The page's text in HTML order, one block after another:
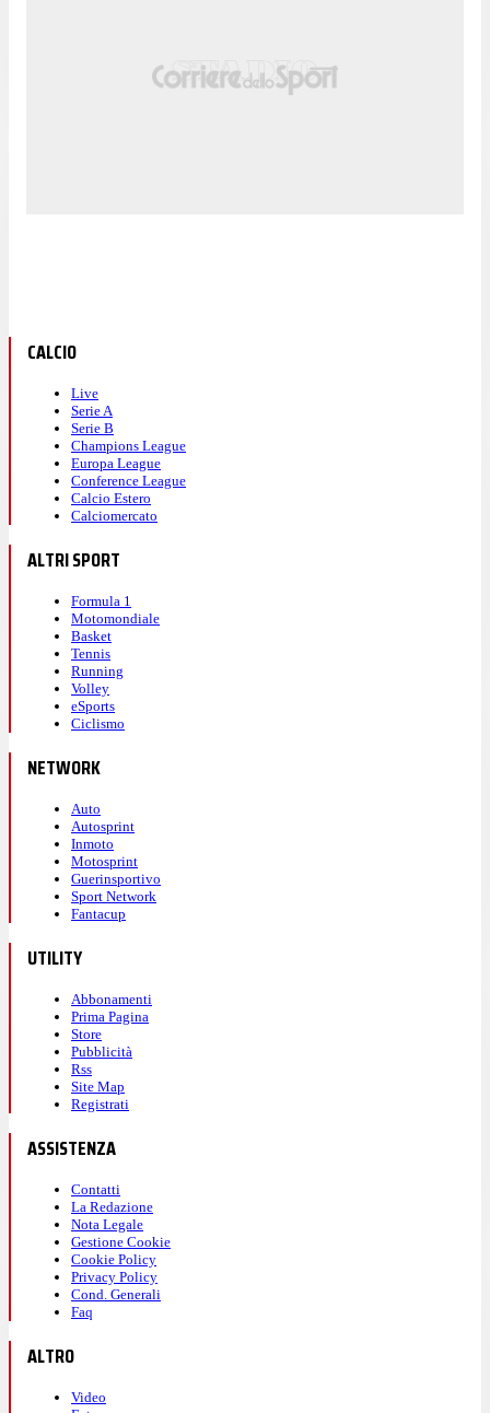
CALCIO
Live
Serie A
Serie B
Champions League
Europa League
Conference League
Calcio Estero
Calciomercato
ALTRI SPORT
Formula 1
Motomondiale
Basket
Tennis
Running
Volley
eSports
Ciclismo
NETWORK
Auto
Autosprint
Inmoto
Motosprint
Guerinsportivo
Sport Network
Fantacup
UTILITY
Abbonamenti
Prima Pagina
Store
Pubblicità
Rss
Site Map
Registrati
ASSISTENZA
Contatti
La Redazione
Nota Legale
Gestione Cookie
Cookie Policy
Privacy Policy
Cond. Generali
Faq
ALTRO
Video